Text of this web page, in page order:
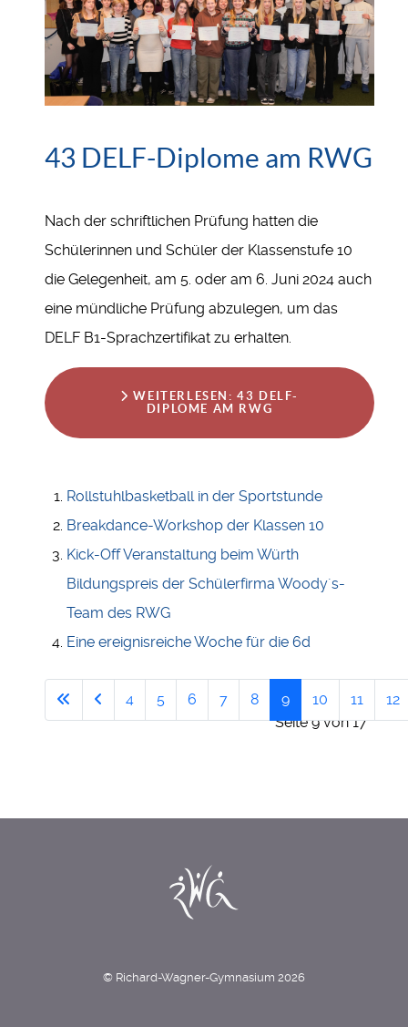
43 DELF-Diplome am RWG
Nach der schriftlichen Prüfung hatten die
Schülerinnen und Schüler der Klassenstufe 10
die Gelegenheit, am 5. oder am 6. Juni 2024 auch
eine mündliche Prüfung abzulegen, um das
DELF B1-Sprachzertifikat zu erhalten.
WEITERLESEN: 43 DELF-
DIPLOME AM RWG
Rollstuhlbasketball in der Sportstunde
Breakdance-Workshop der Klassen 10
Kick-Off Veranstaltung beim Würth
Bildungspreis der Schülerfirma Woody´s-
Team des RWG
Eine ereignisreiche Woche für die 6d
Seite 9 von 17
4 5 6 7 8 9 10 11 12
© Richard-Wagner-Gymnasium 2026